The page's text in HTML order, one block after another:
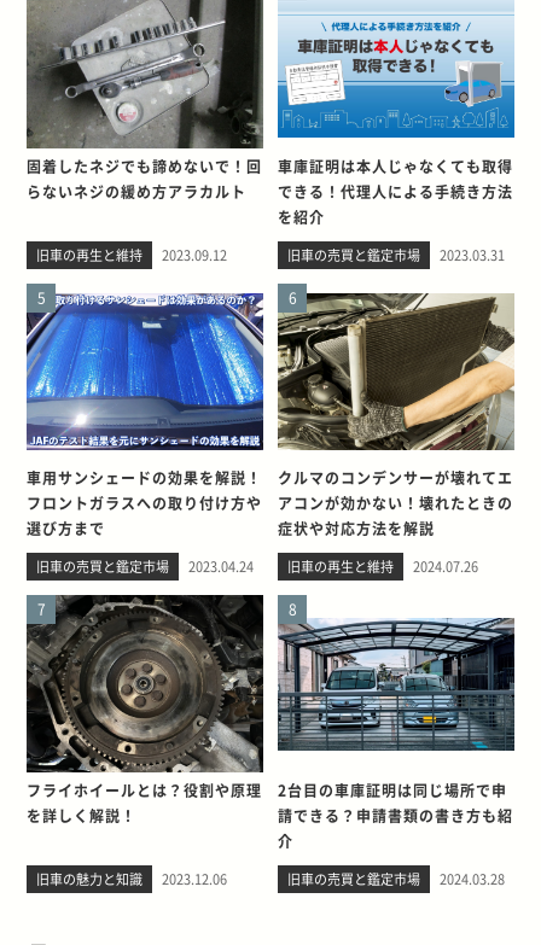
固着したネジでも諦めないで！回
らないネジの緩め方アラカルト
旧車の再生と維持 2023.09.12
車庫証明は本人じゃなくても取得
できる！代理人による手続き方法
を紹介
旧車の売買と鑑定市場 2023.03.31
5
車用サンシェードの効果を解説！
フロントガラスへの取り付け方や
選び方まで
旧車の売買と鑑定市場 2023.04.24
6
クルマのコンデンサーが壊れてエ
アコンが効かない！壊れたときの
症状や対応方法を解説
旧車の再生と維持 2024.07.26
7
フライホイールとは？役割や原理
を詳しく解説！
旧車の魅力と知識 2023.12.06
8
2台目の車庫証明は同じ場所で申
請できる？申請書類の書き方も紹
介
旧車の売買と鑑定市場 2024.03.28